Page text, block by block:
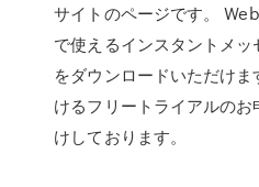
サイトのページです。
で使えるインスタントメ
をダウンロードいただけ
けるフリートライアルの
けしております。